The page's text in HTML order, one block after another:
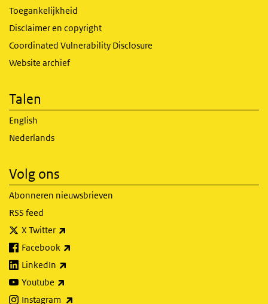
Toegankelijkheid
Disclaimer en copyright
Coordinated Vulnerability Disclosure
Website archief
Talen
English
Nederlands
Volg ons
Abonneren nieuwsbrieven
RSS feed
X Twitter
Facebook
LinkedIn
Youtube
Instagram